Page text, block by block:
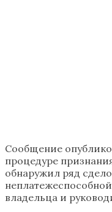
Сообщение
процедуре
обнаружил ряд
владельца и